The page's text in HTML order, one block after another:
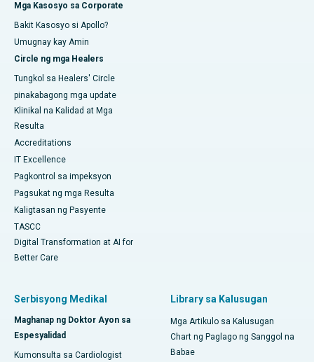
Mga Kasosyo sa Corporate
Bakit Kasosyo si Apollo?
Umugnay kay Amin
Circle ng mga Healers
Tungkol sa Healers' Circle
pinakabagong mga update
Klinikal na Kalidad at Mga
Resulta
Accreditations
IT Excellence
Pagkontrol sa impeksyon
Pagsukat ng mga Resulta
Kaligtasan ng Pasyente
TASCC
Digital Transformation at AI for
Better Care
Serbisyong Medikal
Maghanap ng Doktor Ayon sa
Espesyalidad
Kumonsulta sa Cardiologist
Library sa Kalusugan
Mga Artikulo sa Kalusugan
Chart ng Paglago ng Sanggol na
Babae